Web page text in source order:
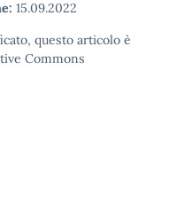
15.09.2022
questo articolo è
Commons